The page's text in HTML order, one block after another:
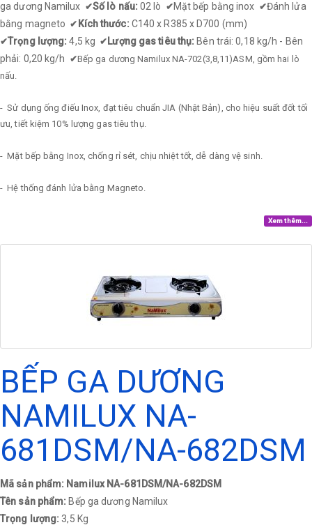
ga dương Namilux ✔Số lò nấu: 02 lò ✔ Mặt bếp bằng inox ✔Đánh lửa
bằng magneto ✔ Kích thước: C140 x R385 x D700 (mm)
✔Trọng lượng:4,5 kg ✔ Lượng gas tiêu thụ: Bên trái: 0,18 kg/h - Bên
phải: 0,20 kg/h ✔Bếp ga dương Namilux NA-702(3,8,11)ASM, gồm hai lò
nấu.
- Sử dụng ống điếu Inox, đạt tiêu chuẩn JIA (Nhật Bản), cho hiệu suất đốt tối
ưu, tiết kiệm 10% lượng gas tiêu thụ.
- Mặt bếp bằng Inox, chống rỉ sét, chịu nhiệt tốt, dễ dàng vệ sinh.
- Hệ thống đánh lửa bằng Magneto.
Xem thêm...
BẾP GA DƯƠNG
NAMILUX NA-
681DSM/NA-682DSM
Mã sản phẩm: Namilux NA-681DSM/NA-682DSM
Tên sản phẩm:Bếp ga dương Namilux
Trọng lượng: 3,5 Kg